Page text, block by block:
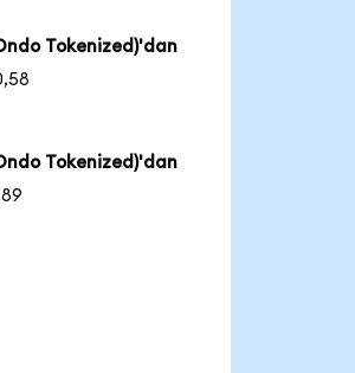
Tokenized)'dan
Tokenized)'dan